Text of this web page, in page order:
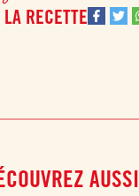
RECETTE
AUSSI